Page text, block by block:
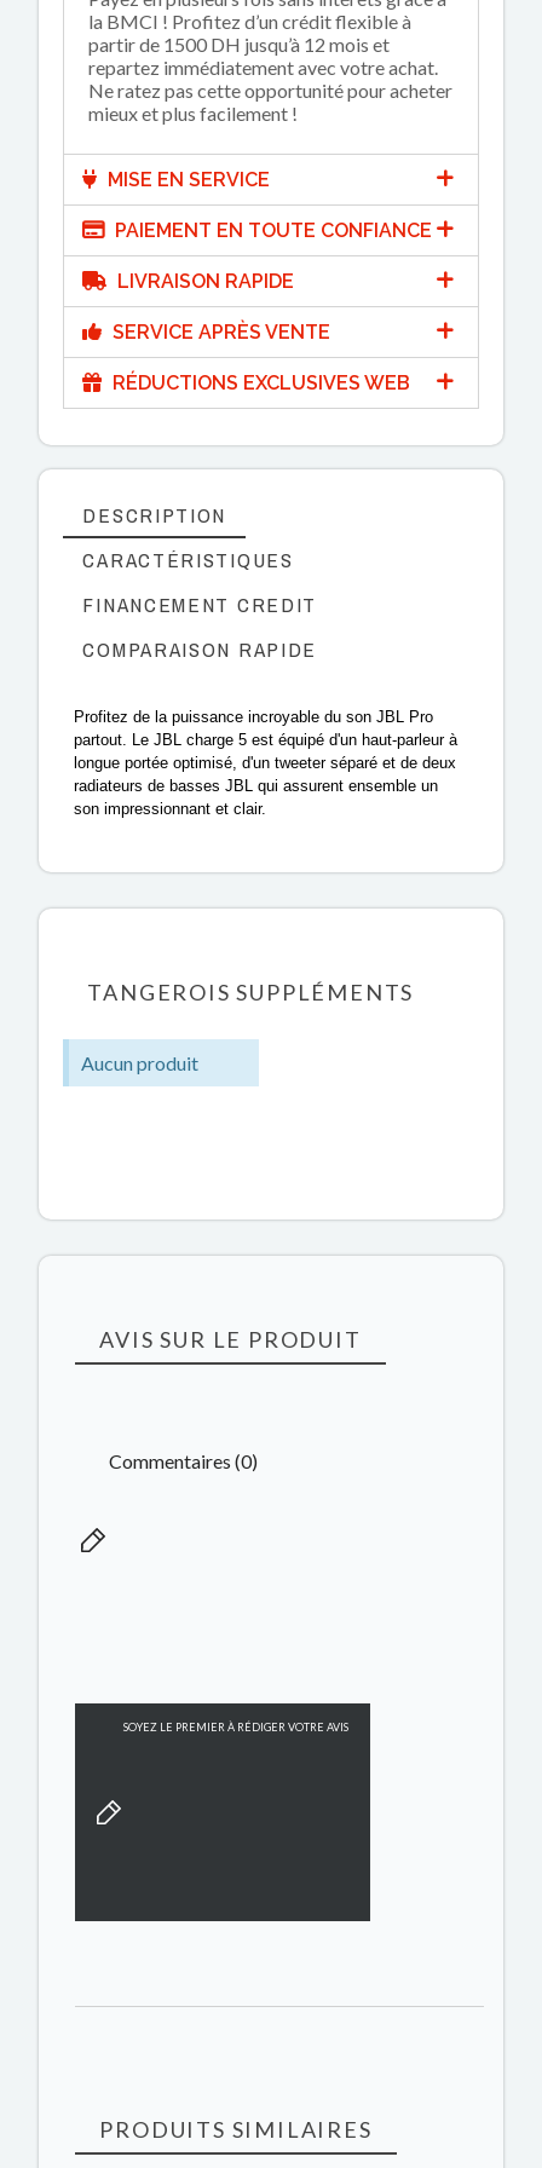
la BMCI ! Profitez d’un crédit flexible à
partir de 1500 DH jusqu’à 12 mois et
repartez immédiatement avec votre achat.
Ne ratez pas cette opportunité pour acheter
mieux et plus facilement !
MISE EN SERVICE
PAIEMENT EN TOUTE CONFIANCE
LIVRAISON RAPIDE
SERVICE APRÈS VENTE
RÉDUCTIONS EXCLUSIVES WEB
DESCRIPTION
CARACTÉRISTIQUES
FINANCEMENT CREDIT
COMPARAISON RAPIDE
Profitez de la puissance incroyable du son JBL Pro
partout. Le JBL charge 5 est équipé d'un haut-parleur à
longue portée optimisé, d'un tweeter séparé et de deux
radiateurs de basses JBL qui assurent ensemble un
son impressionnant et clair.
TANGEROIS SUPPLÉMENTS
Aucun produit
AVIS SUR LE PRODUIT
Commentaires (0)
SOYEZ LE PREMIER À RÉDIGER VOTRE AVIS
PRODUITS SIMILAIRES